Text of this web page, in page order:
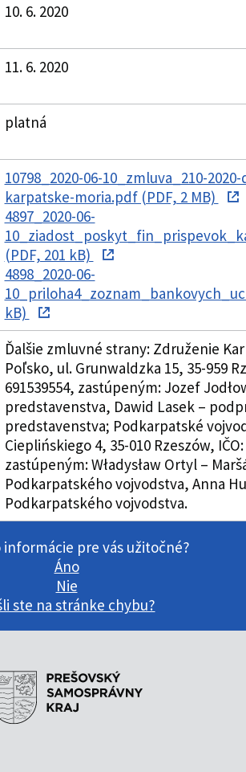
10. 6. 2020
11. 6. 2020
platná
10798_2020-06-10_zmluva_210-
karpatske-moria.pdf (PDF, 2 MB)
4897_2020-06-
(PDF, 201 kB)
4898_2020-06-
kB)
Ďalšie zmluvné strany: Združenie
Poľsko, ul. Grunwaldzka 15, 35-959
691539554, zastúpeným: Jozef
predstavenstva, Dawid Lasek –
predstavenstva; Podkarpatské
Cieplińskiego 4, 35-010 Rzeszów, IČO:
zastúpeným: Władysław Ortyl –
Podkarpatského vojvodstva, Anna
Podkarpatského vojvodstva.
pre vás užitočné?
Áno
Nie
ste na stránke chybu?